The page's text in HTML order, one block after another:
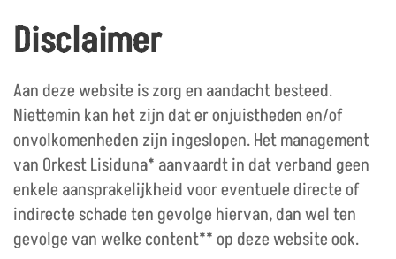
Disclaimer
Aan deze website is zorg en aandacht besteed.
Niettemin kan het zijn dat er onjuistheden en/of
onvolkomenheden zijn ingeslopen. Het management
van Orkest Lisiduna* aanvaardt in dat verband geen
enkele aansprakelijkheid voor eventuele directe of
indirecte schade ten gevolge hiervan, dan wel ten
gevolge van welke content** op deze website ook.